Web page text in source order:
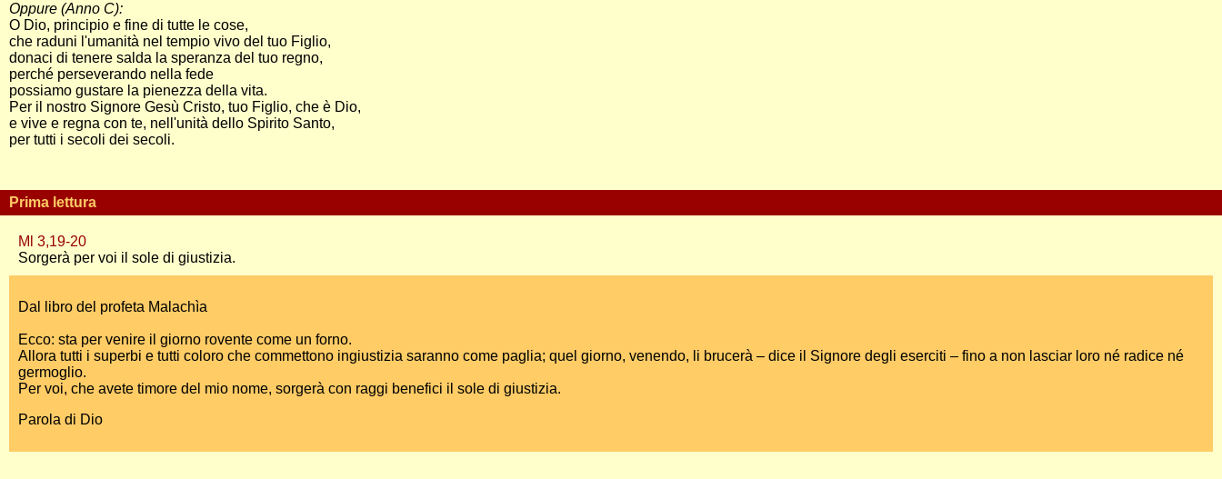
Oppure (Anno C):
O Dio, principio e fine di tutte le cose,
che raduni l'umanità nel tempio vivo del tuo Figlio,
donaci di tenere salda la speranza del tuo regno,
perché perseverando nella fede
possiamo gustare la pienezza della vita.
Per il nostro Signore Gesù Cristo, tuo Figlio, che è Dio,
e vive e regna con te, nell'unità dello Spirito Santo,
per tutti i secoli dei secoli.
Prima lettura
Ml 3,19-20
Sorgerà per voi il sole di giustizia.
Dal libro del profeta Malachìa
Ecco: sta per venire il giorno rovente come un forno.
Allora tutti i superbi e tutti coloro che commettono ingiustizia saranno come paglia; quel giorno, venendo, li brucerà – dice il Signore degli eserciti – fino a non lasciar loro né radice né
germoglio.
Per voi, che avete timore del mio nome, sorgerà con raggi benefici il sole di giustizia.
Parola di Dio